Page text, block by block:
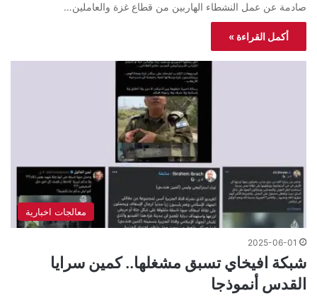
صادمة عن عمل النشطاء الهاربين من قطاع غزة والعاملين…
أكمل القراءة »
معالجات اخبارية
2025-06-01
شبكة افيخاي تسبق مشغلها.. كمين سرايا
القدس أنموذجا